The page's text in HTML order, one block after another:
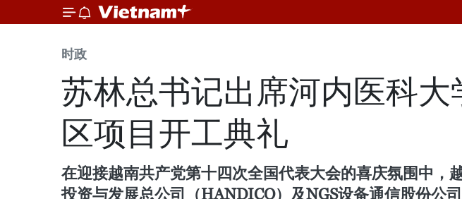
时政
苏林总书记出席河内医科
区项目开工典礼
在迎接越南共产党第十四次全国代表大会的喜庆氛围中，
投资与发展总公司（HANDICO）及NGS设备通信股份公